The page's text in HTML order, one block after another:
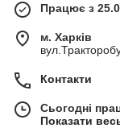
Працює з
м. Харків
Контакти
Сьогодні
Показати